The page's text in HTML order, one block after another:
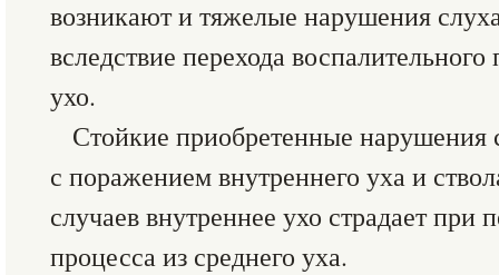
возникают и тяжелые нарушения
вследствие перехода
ухо.
Стойкие приобретенные нарушения
с поражением внутреннего уха и
случаев внутреннее ухо страдает при
процесса из среднего уха.